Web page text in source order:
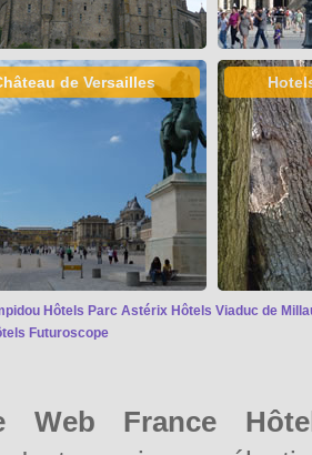
de Versailles
Hôtels Parc Astérix Hôtels Viaduc de
Futuroscope
Web France